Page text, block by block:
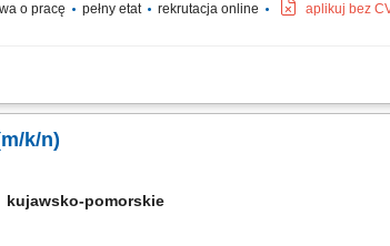
o pracę pełny etat rekrutacja online aplikuj bez
Przygotowywanie i składanie elementów stolarki
k/n)
kujawsko-pomorskie